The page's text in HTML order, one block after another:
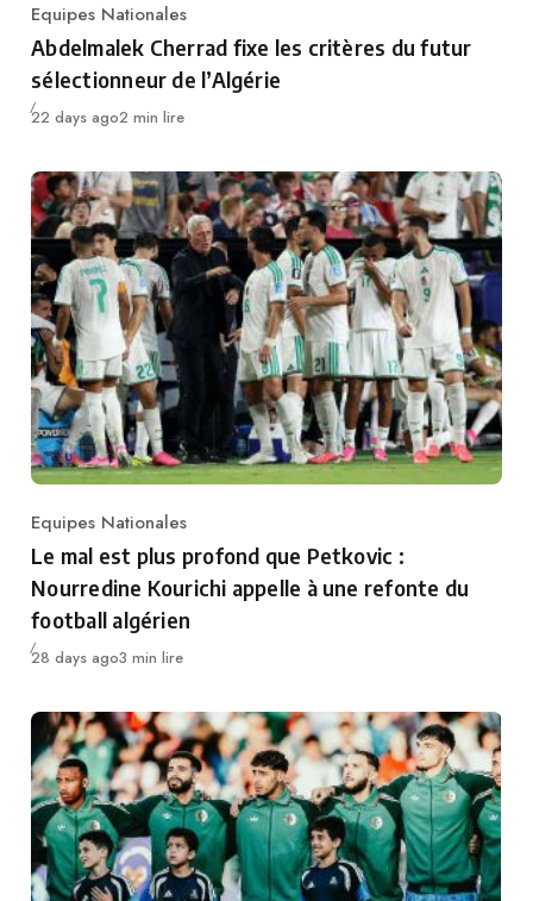
Category
Equipes Nationales
Abdelmalek Cherrad fixe les critères du futur
sélectionneur de l’Algérie
Publié
22 days ago2 min lire
Category
Equipes Nationales
Le mal est plus profond que Petkovic :
Nourredine Kourichi appelle à une refonte du
football algérien
Publié
28 days ago3 min lire